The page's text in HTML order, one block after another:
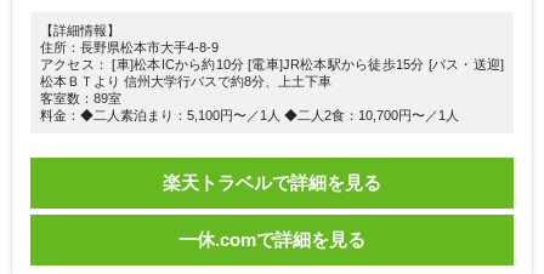
【詳細情報】
住所：長野県松本市大手4-8-9
アクセス： [車]松本ICから約10分 [電車]JR松本駅から徒歩15分 [バス・送迎]
松本ＢＴより 信州大学行バスで約8分、上土下車
客室数：89室
料金：◆二人素泊まり：5,100円〜／1人 ◆二人2食：10,700円〜／1人
楽天トラベルで詳細を見る
一休.comで詳細を見る